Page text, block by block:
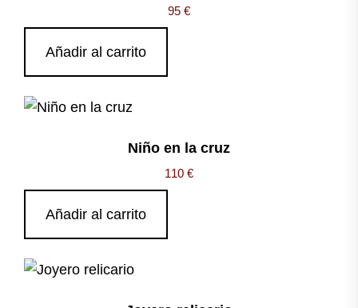
95 €
Añadir al carrito
Niño en la cruz
110 €
Añadir al carrito